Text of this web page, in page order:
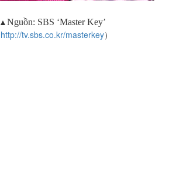
▲Nguồn: SBS ‘Master Key’
http://tv.sbs.co.kr/masterkey）